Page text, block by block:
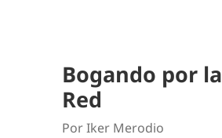
Bogando por la
Red
Por Iker Merodio